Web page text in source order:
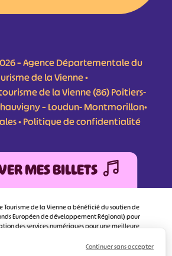
– Agence Départementale du
de la Vienne •
de la Vienne (86) Poitiers-
– Loudun- Montmorillon•
•Politique de confidentialité
MES BILLETS
Tourisme de la Vienne a bénéficié du soutien de
Européen de développement Régional) pour
des services numériques pour une meilleure
Continuer sans accepter